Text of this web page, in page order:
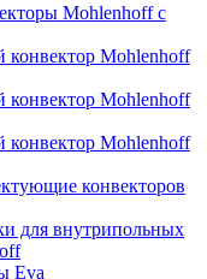
Mohlenhoff с
Mohlenhoff
Mohlenhoff
Mohlenhoff
конвекторов
для внутрипольных
Eva